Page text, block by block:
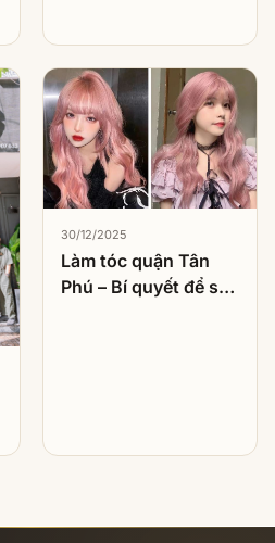
30/12/2025
Làm tóc quận Tân
Phú – Bí quyết để sở